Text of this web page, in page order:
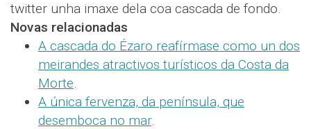
twitter unha imaxe dela coa cascada de fondo.
Novas relacionadas
A cascada do Ézaro reafírmase como un dos
meirandes atractivos turísticos da Costa da
Morte.
A única fervenza, da península, que
desemboca no mar.